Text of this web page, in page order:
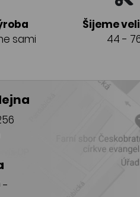
sami
Šijeme
44 -
-